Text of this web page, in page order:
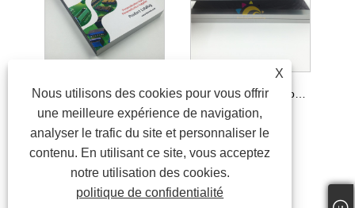
Impression du catalogue de produits Harwin avec une couleur parfaite avec une reliure parfaite Impression du catalogue de liaison à la colonne vertébrale de la colonne vertébrale
X
Nous utilisons des cookies pour vous offrir
une meilleure expérience de navigation,
analyser le trafic du site et personnaliser le
contenu. En utilisant ce site, vous acceptez
notre utilisation des cookies.
politique de confidentialité